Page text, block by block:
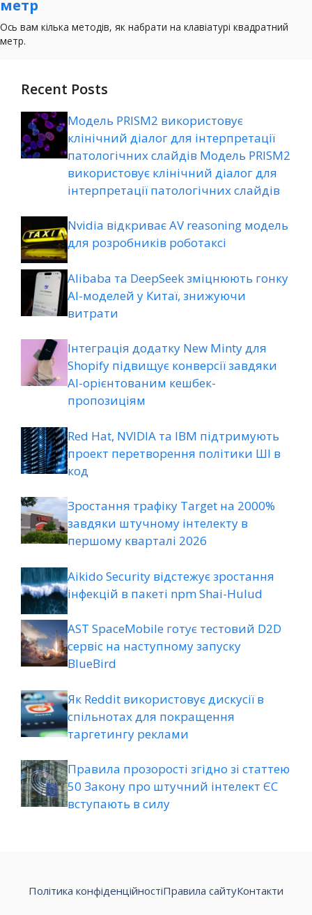
Recent Posts
Модель PRISM2 використовує
клінічний діалог для інтерпретації
патологічних слайдів Модель PRISM2
використовує клінічний діалог для
інтерпретації патологічних слайдів
Nvidia відкриває AV reasoning модель
для розробників роботаксі
Alibaba та DeepSeek зміцнюють гонку
AI-моделей у Китаї, знижуючи
витрати
Інтеграція додатку New Minty для
Shopify підвищує конверсії завдяки
AI-орієнтованим кешбек-
пропозиціям
Red Hat, NVIDIA та IBM підтримують
проект перетворення політики ШІ в
код
Зростання трафіку Target на 2000%
завдяки штучному інтелекту в
першому кварталі 2026
Aikido Security відстежує зростання
інфекцій в пакеті npm Shai-Hulud
AST SpaceMobile готує тестовий D2D
сервіс на наступному запуску
BlueBird
Як Reddit використовує дискусії в
спільнотах для покращення
таргетингу реклами
Правила прозорості згідно зі статтею
50 Закону про штучний інтелект ЄС
вступають в силу
Політика конфіденційностіПравила сайтуКонтакти